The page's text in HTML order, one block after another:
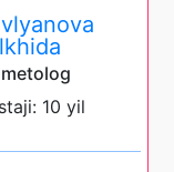
10 yil